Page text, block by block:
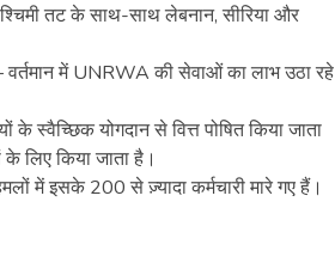
तट के साथ-साथ लेबनान, सीरिया और
वर्तमान में UNRWA की सेवाओं का लाभ उठा रहे
के स्वैच्छिक योगदान से वित्त पोषित किया जाता
लिए किया जाता है।
में इसके 200 से ज़्यादा कर्मचारी मारे गए हैं।